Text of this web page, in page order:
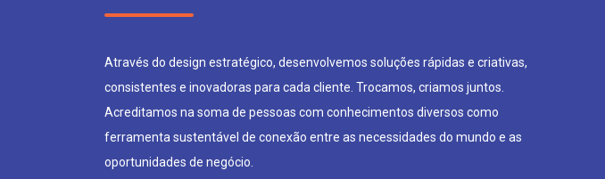
Através do design estratégico, desenvolvemos soluções rápidas e criativas,
consistentes e inovadoras para cada cliente. Trocamos, criamos juntos.
Acreditamos na soma de pessoas com conhecimentos diversos como
ferramenta sustentável de conexão entre as necessidades do mundo e as
oportunidades de negócio.